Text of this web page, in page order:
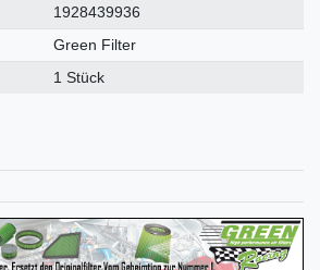
1928439936
Green Filter
1 Stück